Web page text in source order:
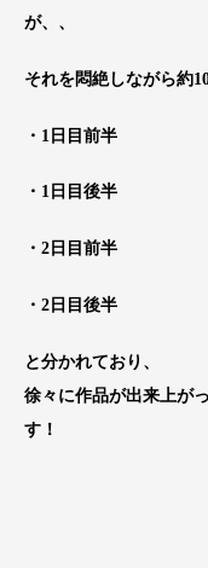
が、、
それを悶絶しながら約
・1日目前半
・1日目後半
・2日目前半
・2日目後半
と分かれており、
徐々に作品が出来上が
す！